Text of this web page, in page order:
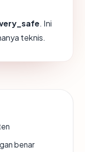
. Ini
teknis.
benar